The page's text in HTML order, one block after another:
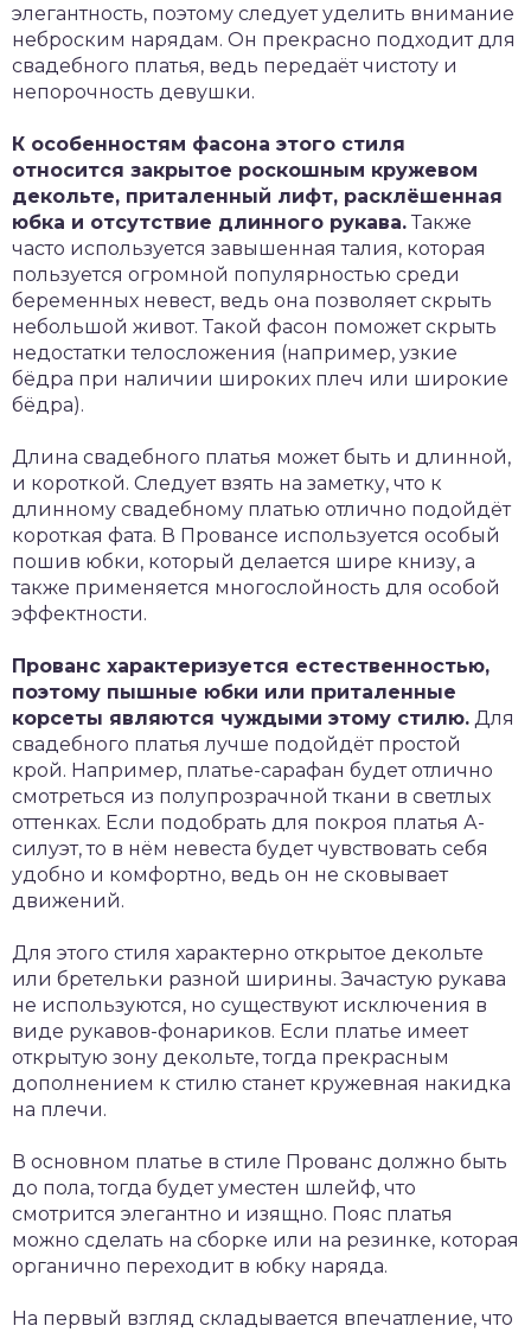
элегантность, поэтому следует уделить внимание
неброским нарядам. Он прекрасно подходит для
свадебного платья, ведь передаёт чистоту и
непорочность девушки.
К особенностям фасона этого стиля
относится закрытое роскошным кружевом
декольте, приталенный лифт, расклёшенная
юбка и отсутствие длинного рукава. Также
часто используется завышенная талия, которая
пользуется огромной популярностью среди
беременных невест, ведь она позволяет скрыть
небольшой живот. Такой фасон поможет скрыть
недостатки телосложения (например, узкие
бёдра при наличии широких плеч или широкие
бёдра).
Длина свадебного платья может быть и длинной,
и короткой. Следует взять на заметку, что к
длинному свадебному платью отлично подойдёт
короткая фата. В Провансе используется особый
пошив юбки, который делается шире книзу, а
также применяется многослойность для особой
эффектности.
Прованс характеризуется естественностью,
поэтому пышные юбки или приталенные
корсеты являются чуждыми этому стилю. Для
свадебного платья лучше подойдёт простой
крой. Например, платье-сарафан будет отлично
смотреться из полупрозрачной ткани в светлых
оттенках. Если подобрать для покроя платья А-
силуэт, то в нём невеста будет чувствовать себя
удобно и комфортно, ведь он не сковывает
движений.
Для этого стиля характерно открытое декольте
или бретельки разной ширины. Зачастую рукава
не используются, но существуют исключения в
виде рукавов-фонариков. Если платье имеет
открытую зону декольте, тогда прекрасным
дополнением к стилю станет кружевная накидка
на плечи.
В основном платье в стиле Прованс должно быть
до пола, тогда будет уместен шлейф, что
смотрится элегантно и изящно. Пояс платья
можно сделать на сборке или на резинке, которая
органично переходит в юбку наряда.
На первый взгляд складывается впечатление, что